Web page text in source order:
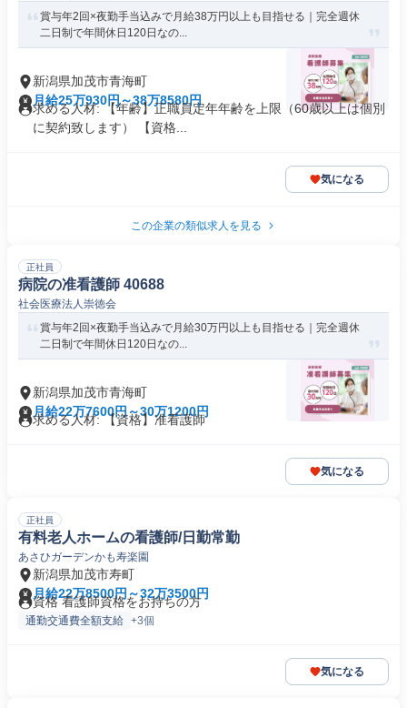
賞与年2回×夜勤手当込みで月給38万円以上も目指せる｜完全週休
二日制で年間休日120日なの...
新潟県加茂市青海町
月給25万930円～38万8580円
求める人材: 【年齢】正職員定年年齢を上限（60歳以上は個別
に契約致します） 【資格...
気になる
この企業の類似求人を見る
正社員
病院の准看護師 40688
社会医療法人崇徳会
賞与年2回×夜勤手当込みで月給30万円以上も目指せる｜完全週休
二日制で年間休日120日なの...
新潟県加茂市青海町
月給22万7600円～30万1200円
求める人材: 【資格】准看護師
気になる
正社員
有料老人ホームの看護師/日勤常勤
あさひガーデンかも寿楽園
新潟県加茂市寿町
月給22万8500円～32万3500円
資格 看護師資格をお持ちの方
通勤交通費全額支給 +3個
気になる